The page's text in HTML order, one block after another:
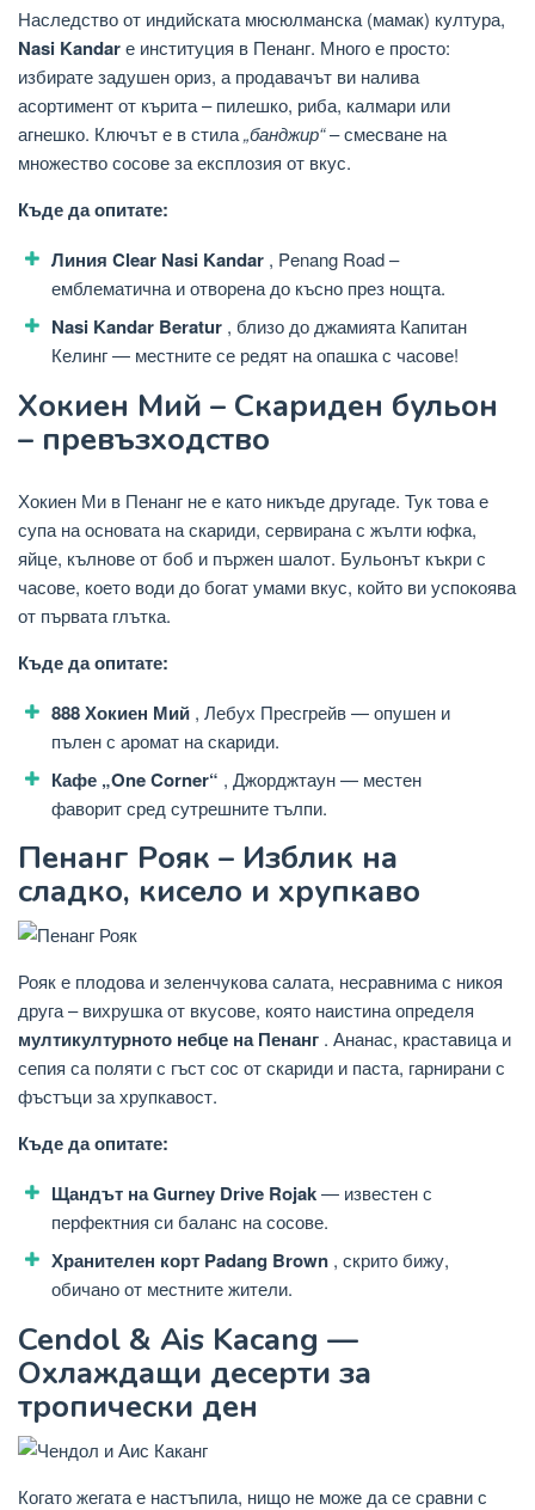
Наследство от индийската мюсюлманска (мамак) култура,
Nasi Kandarе институция в Пенанг. Много е просто:
избирате задушен ориз, а продавачът ви налива
асортимент от кърита – пилешко, риба, калмари или
агнешко. Ключът е в стила„банджир“– смесване на
множество сосове за експлозия от вкус.
Къде да опитате:
Линия Clear Nasi Kandar , Penang Road –
емблематична и отворена до късно през нощта.
Nasi Kandar Beratur , близо до джамията Капитан
Келинг — местните се редят на опашка с часове!
Хокиен Мий – Скариден бульон
– превъзходство
Хокиен Ми в Пенанг не е като никъде другаде. Тук това е
супа на основата на скариди, сервирана с жълти юфка,
яйце, кълнове от боб и пържен шалот. Бульонът къкри с
часове, което води до богат умами вкус, който ви успокоява
от първата глътка.
Къде да опитате:
888 Хокиен Мий , Лебух Пресгрейв — опушен и
пълен с аромат на скариди.
Кафе „One Corner“ , Джорджтаун — местен
фаворит сред сутрешните тълпи.
Пенанг Рояк – Изблик на
сладко, кисело и хрупкаво
Рояк е плодова и зеленчукова салата, несравнима с никоя
друга – вихрушка от вкусове, която наистина определя
мултикултурното небце на Пенанг . Ананас, краставица и
сепия са поляти с гъст сос от скариди и паста, гарнирани с
фъстъци за хрупкавост.
Къде да опитате:
Щандът на Gurney Drive Rojak— известен с
перфектния си баланс на сосове.
Хранителен корт Padang Brown , скрито бижу,
обичано от местните жители.
Cendol & Ais Kacang —
Охлаждащи десерти за
тропически ден
Когато жегата е настъпила, нищо не може да се сравни с